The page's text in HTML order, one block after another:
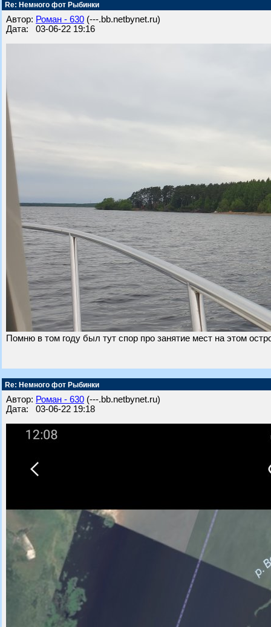
Re: Немного фот Рыбинки
Автор: Роман - 630 (---.bb.netbynet.ru)
Дата: 03-06-22 19:16
Помню в том году был тут спор про занятие мест на этом
Re: Немного фот Рыбинки
Автор: Роман - 630 (---.bb.netbynet.ru)
Дата: 03-06-22 19:18